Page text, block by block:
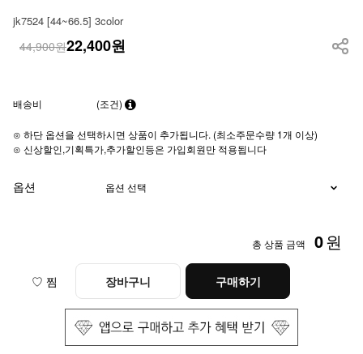
jk7524 [44~66.5] 3color
44,900원22,400원
배송비 (조건)
⊙ 하단 옵션을 선택하시면 상품이 추가됩니다. (최소주문수량 1개 이상)
⊙ 신상할인,기획특가,추가할인등은 가입회원만 적용됩니다
옵션
총 상품 금액 0원
♡ 찜 장바구니 구매하기